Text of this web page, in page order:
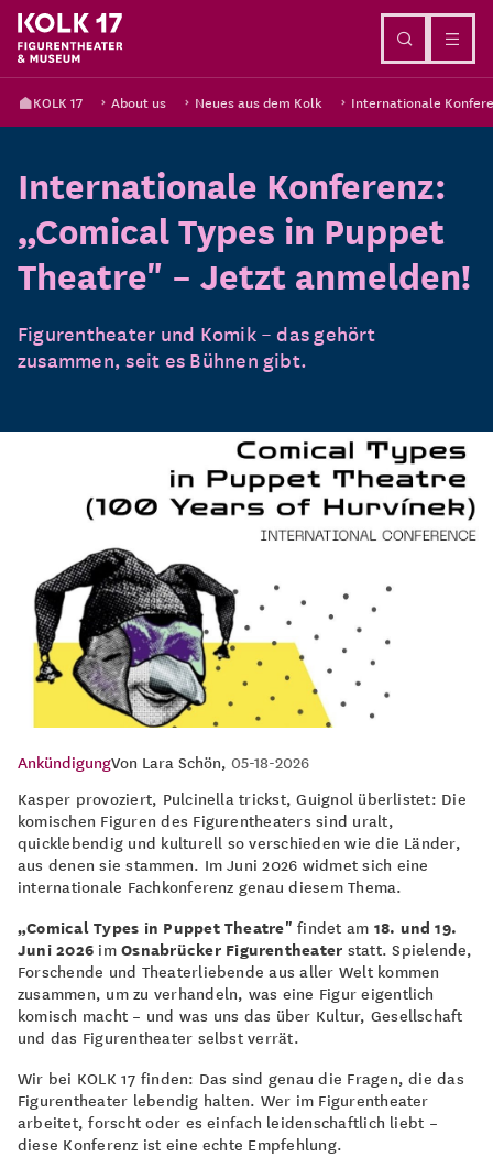
KOLK 17 About us Neues aus dem Kolk Internationale
Internationale Konferenz:
„Comical Types in Puppet
Theatre" – Jetzt anmelden!
Figurentheater und Komik – das gehört
zusammen, seit es Bühnen gibt.
AnkündigungVon Lara Schön, 05-18-2026
Kasper provoziert, Pulcinella trickst, Guignol überlistet: Die
komischen Figuren des Figurentheaters sind uralt,
quicklebendig und kulturell so verschieden wie die Länder,
aus denen sie stammen. Im Juni 2026 widmet sich eine
internationale Fachkonferenz genau diesem Thema.
„Comical Types in Puppet Theatre" findet am 18. und 19.
Juni 2026 imOsnabrücker Figurentheater statt. Spielende,
Forschende und Theaterliebende aus aller Welt kommen
zusammen, um zu verhandeln, was eine Figur eigentlich
komisch macht – und was uns das über Kultur, Gesellschaft
und das Figurentheater selbst verrät.
Wir bei KOLK 17 finden: Das sind genau die Fragen, die das
Figurentheater lebendig halten. Wer im Figurentheater
arbeitet, forscht oder es einfach leidenschaftlich liebt –
diese Konferenz ist eine echte Empfehlung.